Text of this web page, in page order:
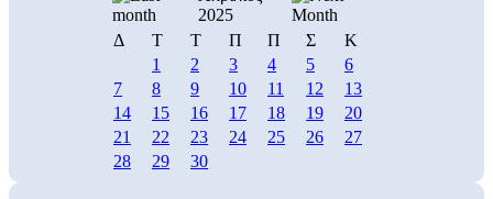
2025
Δ
Τ Τ Π Π Σ
Κ
1
2 3 4 5
6
7
8 9 10 11 12
13
14
15 16 17 18 19
20
21
22 23 24 25 26
27
28
29 30